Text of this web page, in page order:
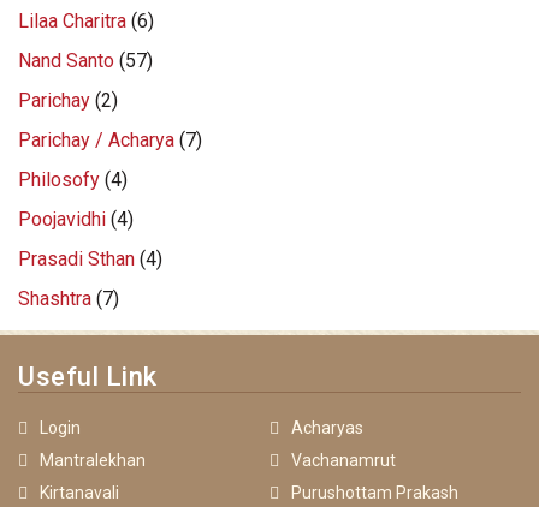
Lilaa Charitra (6)
Nand Santo (57)
Parichay (2)
Parichay / Acharya (7)
Philosofy (4)
Poojavidhi (4)
Prasadi Sthan (4)
Shashtra (7)
Useful Link
Login
Acharyas
Mantralekhan
Vachanamrut
Kirtanavali
Purushottam Prakash